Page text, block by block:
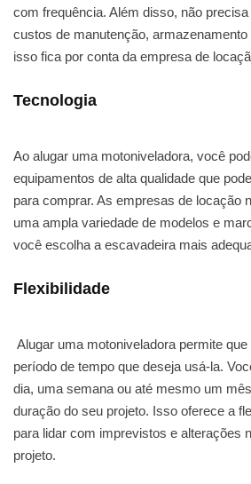
com frequência. Além disso, não
custos de manutenção, armazenamento
isso fica por conta da empresa de
Tecnologia
Ao alugar uma motoniveladora, você
equipamentos de alta qualidade que
para comprar. As empresas de locação
uma ampla variedade de modelos e
você escolha a escavadeira mais
Flexibilidade
Alugar uma motoniveladora permite
período de tempo que deseja usá-la.
dia, uma semana ou até mesmo um
duração do seu projeto. Isso oferece a
para lidar com imprevistos e alterações
projeto.